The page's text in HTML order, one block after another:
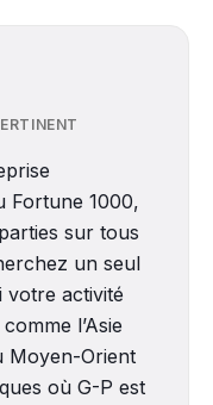
Fortune 1000,
sur tous
un seul
votre activité
l’Asie
Moyen-Orient
où G-P est